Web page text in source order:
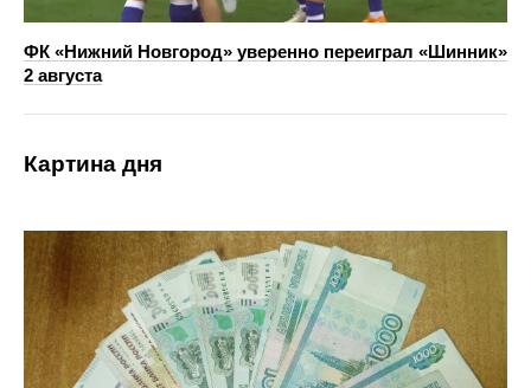
ФК «Нижний Новгород» уверенно переиграл «Шинник»
2 августа
Картина дня